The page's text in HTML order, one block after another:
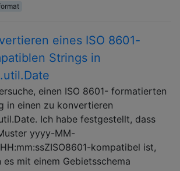
eines ISO 8601-
Strings in
einen ISO 8601- formatierten
in einen zu konvertieren
Ich habe festgestellt, dass
yyyy-MM-
kompatibel ist,
es mit einem Gebietsschema